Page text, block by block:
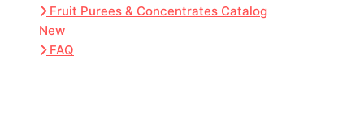
Fruit Purees & Concentrates Catalog
New
FAQ